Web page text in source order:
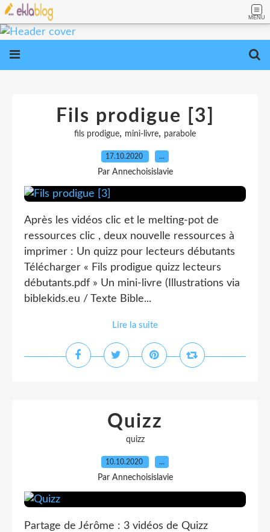
MENU
Fils prodigue [3]
fils prodigue, mini-livre, parabole
17.10.2020 …
Par Annechoisislavie
Après les vidéos clic et le melting-pot de
ressources clic , deux nouvelle ressources à
imprimer : Un quizz pour lecteurs débutants
Télécharger « Fils prodigue quizz lecteurs
débutants.pdf » Un mini-livre (Illustrations via
biblekids.eu / Texte Bible...
Lire la suite
Quizz
quizz
10.10.2020 …
Par Annechoisislavie
Partage de Jérôme : 3 vidéos de Quizz